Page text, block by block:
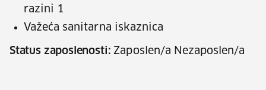
razini 1
Važeća sanitarna iskaznica
Status zaposlenosti: Zaposlen/a Nezaposlen/a